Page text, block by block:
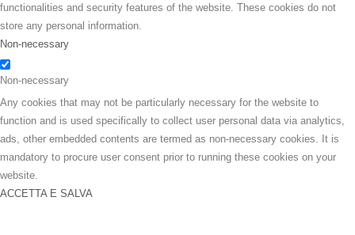
functionalities and security features of the website. These cookies do not
store any personal information.
Non-necessary
Non-necessary
Any cookies that may not be particularly necessary for the website to
function and is used specifically to collect user personal data via analytics,
ads, other embedded contents are termed as non-necessary cookies. It is
mandatory to procure user consent prior to running these cookies on your
website.
ACCETTA E SALVA